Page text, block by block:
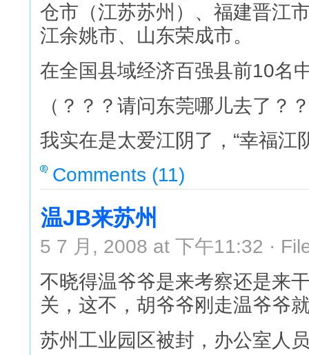
仓市（江苏苏州）、福建晋江
江余姚市、山东荣成市。
在全国县域经济百强县前10名
（？？？请问东莞哪儿去了？
我实在是太爱江阴了，“幸福江
Comments (11)
温JB来苏州
5 7 月, 2008 at 下午11:32 ·
不晓得温爷爷是来考察还是来
关，这不，胡爷爷刚走温爷爷
苏州工业园区被封，办公室人